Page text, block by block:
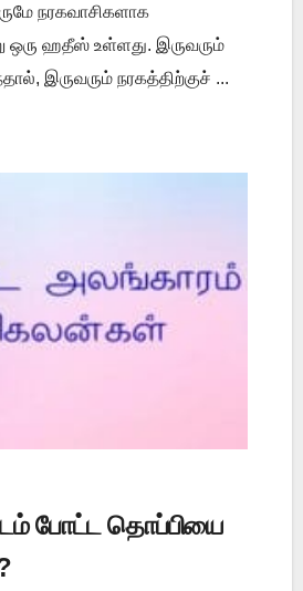
நரகவாசிகளாக
ஒரு ஹதீஸ் உள்ளது. இருவரும்
இருவரும் நரகத்திற்குச் ...
போட்ட தொப்பியை